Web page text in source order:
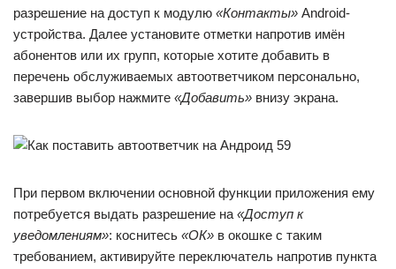
разрешение на доступ к модулю «Контакты» Android-
устройства. Далее установите отметки напротив имён
абонентов или их групп, которые хотите добавить в
перечень обслуживаемых автоответчиком персонально,
завершив выбор нажмите «Добавить» внизу экрана.
При первом включении основной функции приложения ему
потребуется выдать разрешение на «Доступ к
уведомлениям»: коснитесь «ОК» в окошке с таким
требованием, активируйте переключатель напротив пункта